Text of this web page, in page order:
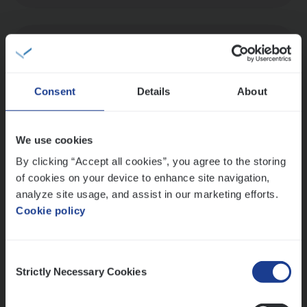
Consent Details About
We use cookies
By clicking “Accept all cookies”, you agree to the storing
of cookies on your device to enhance site navigation,
analyze site usage, and assist in our marketing efforts.
Cookie policy
Selection
Strictly Necessary Cookies
Client Exe­cu­ti­ve Marine
Antwerpen
Advisor/​Configuratie ana­lyst Part­ner in
Benefits
Insurance Operations
Beveren